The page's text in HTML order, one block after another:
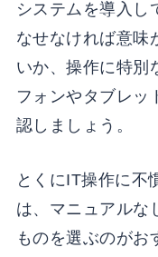
システムを導入し
なせなければ意味
いか、操作に特別
フォンやタブレッ
認しましょう。
とくにIT操作に不
は、マニュアルな
ものを選ぶのがお